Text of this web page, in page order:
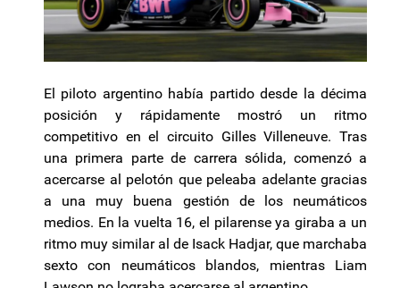
El piloto argentino había partido desde la décima
posición y rápidamente mostró un ritmo
competitivo en el circuito Gilles Villeneuve. Tras
una primera parte de carrera sólida, comenzó a
acercarse al pelotón que peleaba adelante gracias
a una muy buena gestión de los neumáticos
medios. En la vuelta 16, el pilarense ya giraba a un
ritmo muy similar al de Isack Hadjar, que marchaba
sexto con neumáticos blandos, mientras Liam